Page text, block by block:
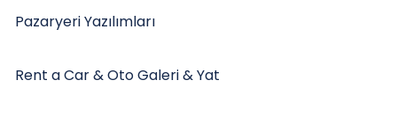
Pazaryeri Yazılımları
Rent a Car & Oto Galeri & Yat